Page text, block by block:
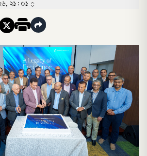
২১: ০১